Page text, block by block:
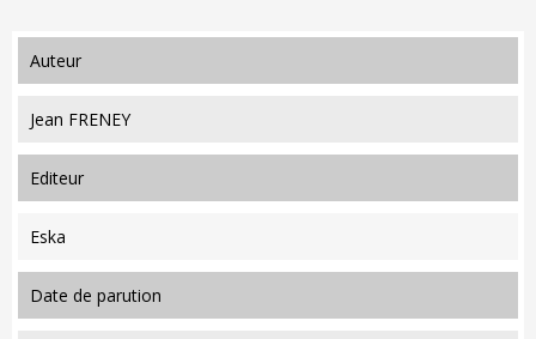
auteur
Jean FRENEY
editeur
Eska
date de parution